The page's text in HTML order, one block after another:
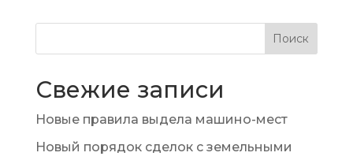
Поиск
Свежие записи
Новые правила выдела машино-мест
Новый порядок сделок с земельными